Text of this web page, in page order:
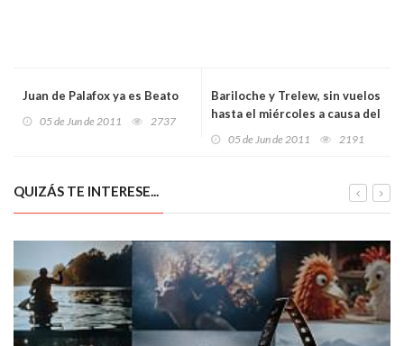
Juan de Palafox ya es Beato
05 de Jun de 2011 2737
Bariloche y Trelew, sin vuelos
hasta el miércoles a causa del
05 de Jun de 2011 2191
QUIZÁS TE INTERESE...